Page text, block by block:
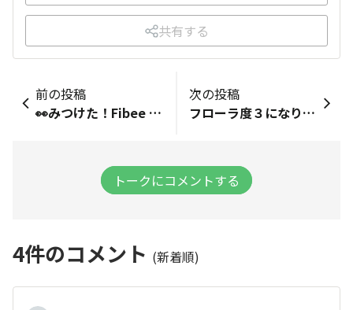
共有する
前の投稿
👀みつけた！Fibee が開設✨ たくさんのお声をいただきまして、 Fibeeをお店で見つけたら、投稿いただけるお部屋を開設しました。 実はわたしたちも、Fibeeを売っている場所全てを把握することが難しく、、 ぜひみなさまご協力いただけると嬉しいです🙇💓 使いづらい点あれば、ぜひご意見もお願いします！ 👀みつけた！Fibeeはこちらから▼ https://fibee.mizkan.co.jp/menus/roj96dynzistk2d3/chat_categories
次の投稿
フローラ度３になりました✨ ４は遠いけどボチボチいきたいと思います😊
トークにコメントする
4件のコメント (新着順)